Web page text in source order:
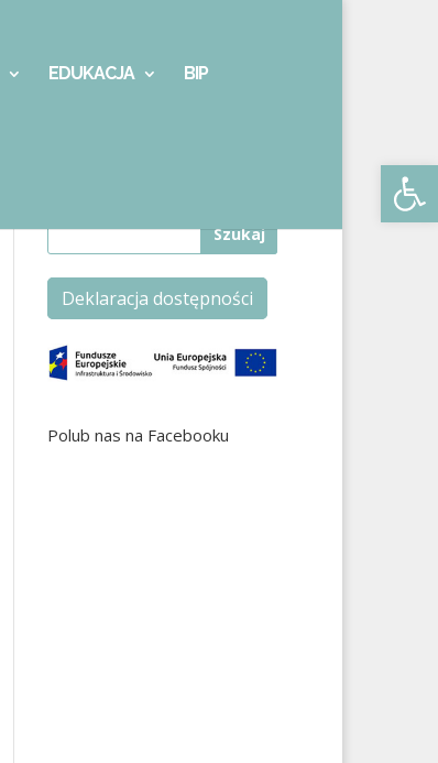
EDUKACJA BIP
Deklaracja dostępności
Polub nas na Facebooku